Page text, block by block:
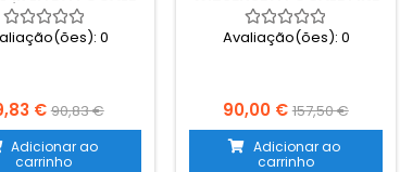
- IPC-
S-S2
0
€90,83 €
Adicionar ao
carrinho
INFRAROUGE 4 MP - IPC-
HFW3441E-SA
Avaliação(ões):0
90,00 €157,50 €
Adicionar ao
carrinho